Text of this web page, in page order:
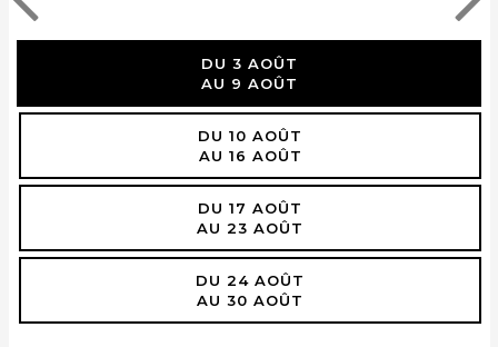
DU 3 AOÛT
AU 9 AOÛT
DU 10 AOÛT
AU 16 AOÛT
DU 17 AOÛT
AU 23 AOÛT
DU 24 AOÛT
AU 30 AOÛT